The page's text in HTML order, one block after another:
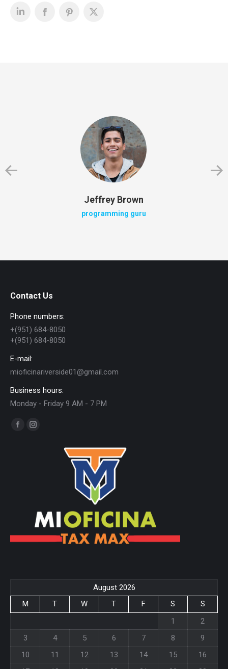
Jeffrey Brown
programming guru
Contact Us
Phone numbers:
+(951) 684-8050
+(951) 684-8050
E-mail:
mioficinariverside01@gmail.com
Business hours:
Monday - Friday 9 AM - 7 PM
Find us on:
FacebookInstagram
August 2026
M
T W T F S
S
1
2
3
4 5 6 7 8
9
10
11 12 13 14 15
16